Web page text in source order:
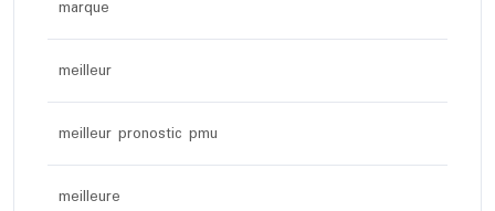
marque
meilleur
meilleur pronostic pmu
meilleure